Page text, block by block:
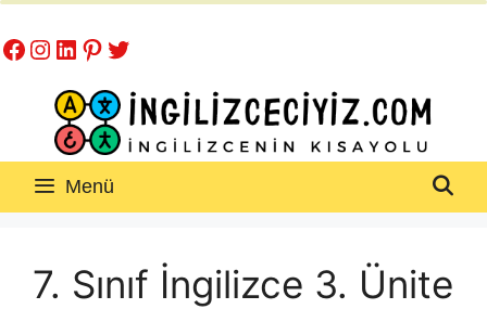
atla
Facebook
Instagram
LinkedIn
Pinterest
Twitter
Menü
7. Sınıf İngilizce 3. Ünite